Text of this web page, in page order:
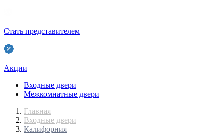
Стать представителем
Акции
Входные двери
Межкомнатные двери
Главная
Входные двери
Калифорния